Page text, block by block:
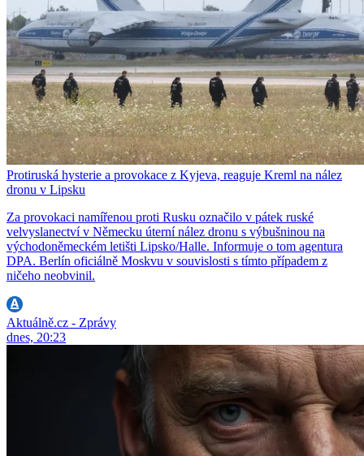
Protiruská hysterie a provokace z Kyjeva, reaguje Kreml na nález
dronu v Lipsku
Za provokaci namířenou proti Rusku označilo v pátek ruské
velvyslanectví v Německu úterní nález dronu s výbušninou na
východoněmeckém letišti Lipsko/Halle. Informuje o tom agentura
DPA. Berlín oficiálně Moskvu v souvislosti s tímto případem z
ničeho neobvinil.
Aktuálně.cz - Zprávy
dnes, 20:23